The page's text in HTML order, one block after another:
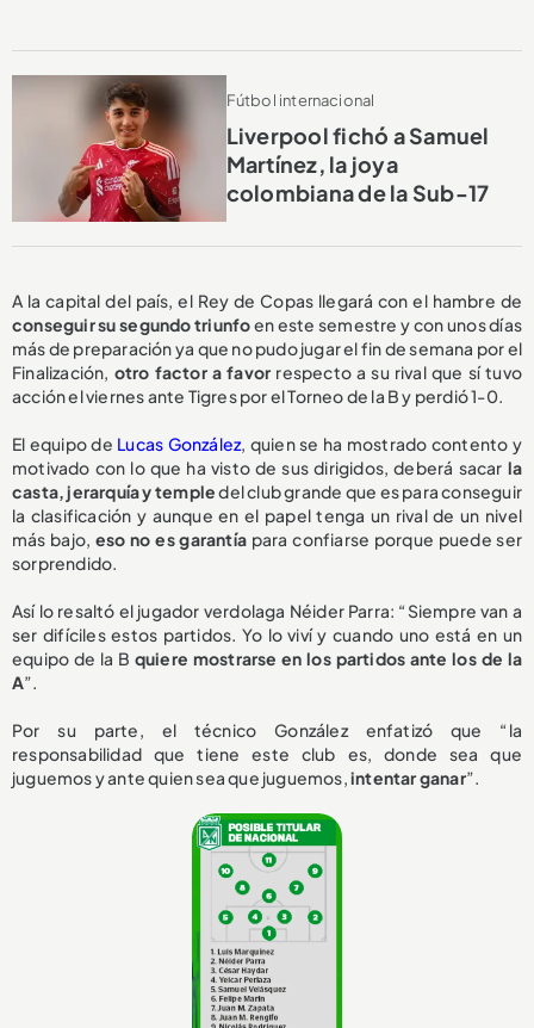
Fútbol internacional
Liverpool fichó a Samuel
Martínez, la joya
colombiana de la Sub-17
A la capital del país, el Rey de Copas llegará con el hambre de
conseguir su segundo triunfoen este semestre y con unos días
más de preparación ya que no pudo jugar el fin de semana por el
Finalización, otro factor a favor respecto a su rival que sí tuvo
acción el viernes ante Tigres por el Torneo de la B y perdió 1-0.
El equipo de Lucas González, quien se ha mostrado contento y
motivado con lo que ha visto de sus dirigidos, deberá sacar la
casta, jerarquía y templedel club grande que es para conseguir
la clasificación y aunque en el papel tenga un rival de un nivel
más bajo, eso no es garantía para confiarse porque puede ser
sorprendido.
Así lo resaltó el jugador verdolaga Néider Parra: “Siempre van a
ser difíciles estos partidos. Yo lo viví y cuando uno está en un
equipo de la B quiere mostrarse en los partidos ante los de la
A”.
Por su parte, el técnico González enfatizó que “la
responsabilidad que tiene este club es, donde sea que
juguemos y ante quien sea que juguemos,intentar ganar”.